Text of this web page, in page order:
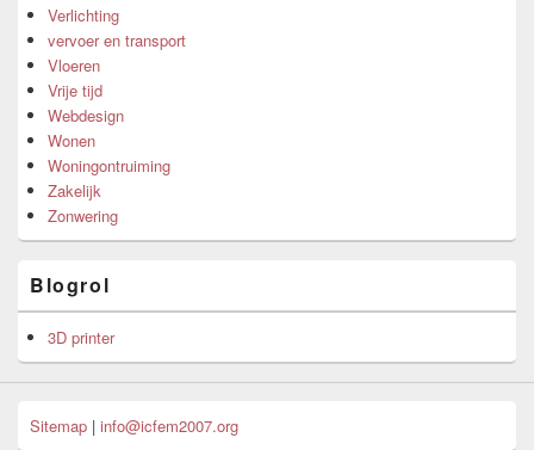
Verlichting
vervoer en transport
Vloeren
Vrije tijd
Webdesign
Wonen
Woningontruiming
Zakelijk
Zonwering
Blogrol
3D printer
Sitemap | info@icfem2007.org